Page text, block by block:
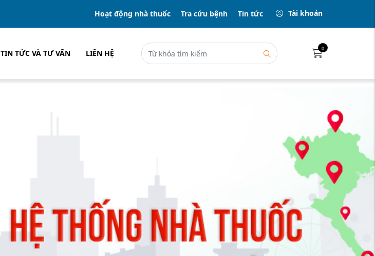
Hoạt động nhà thuốc Tra cứu bệnh Tin tức Tài khoản
TIN TỨC VÀ TƯ VẤN LIÊN HỆ 0